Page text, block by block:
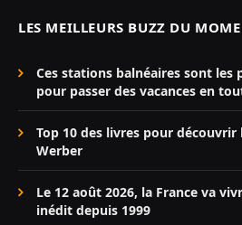
LES MEILLEURS BUZZ DU
Ces stations balnéaires sont les
pour passer des vacances en
Top 10 des livres pour découvrir
Werber
Le 12 août 2026, la France va
inédit depuis 1999